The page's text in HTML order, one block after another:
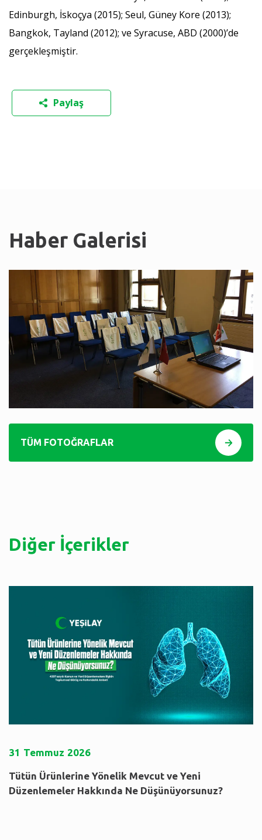
Edinburgh, İskoçya (2015); Seul, Güney Kore (2013);
Bangkok, Tayland (2012); ve Syracuse, ABD (2000)’de
gerçekleşmiştir.
Paylaş
Haber Galerisi
TÜM FOTOĞRAFLAR
Diğer İçerikler
31 Temmuz 2026
Tütün Ürünlerine Yönelik Mevcut ve Yeni
Düzenlemeler Hakkında Ne Düşünüyorsunuz?